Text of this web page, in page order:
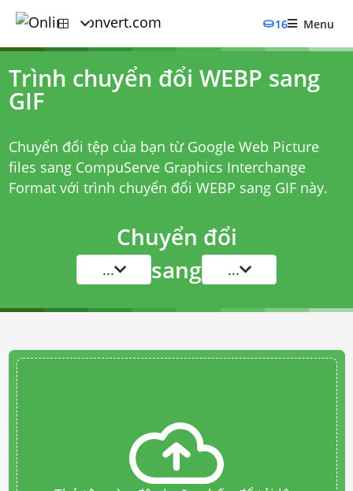
16 Menu
Trình chuyển đổi WEBP sang
GIF
Chuyển đổi tệp của bạn từ Google Web Picture
files sang CompuServe Graphics Interchange
Format với trình chuyển đổi WEBP sang GIFnày.
Chuyển đổi
... sang ...